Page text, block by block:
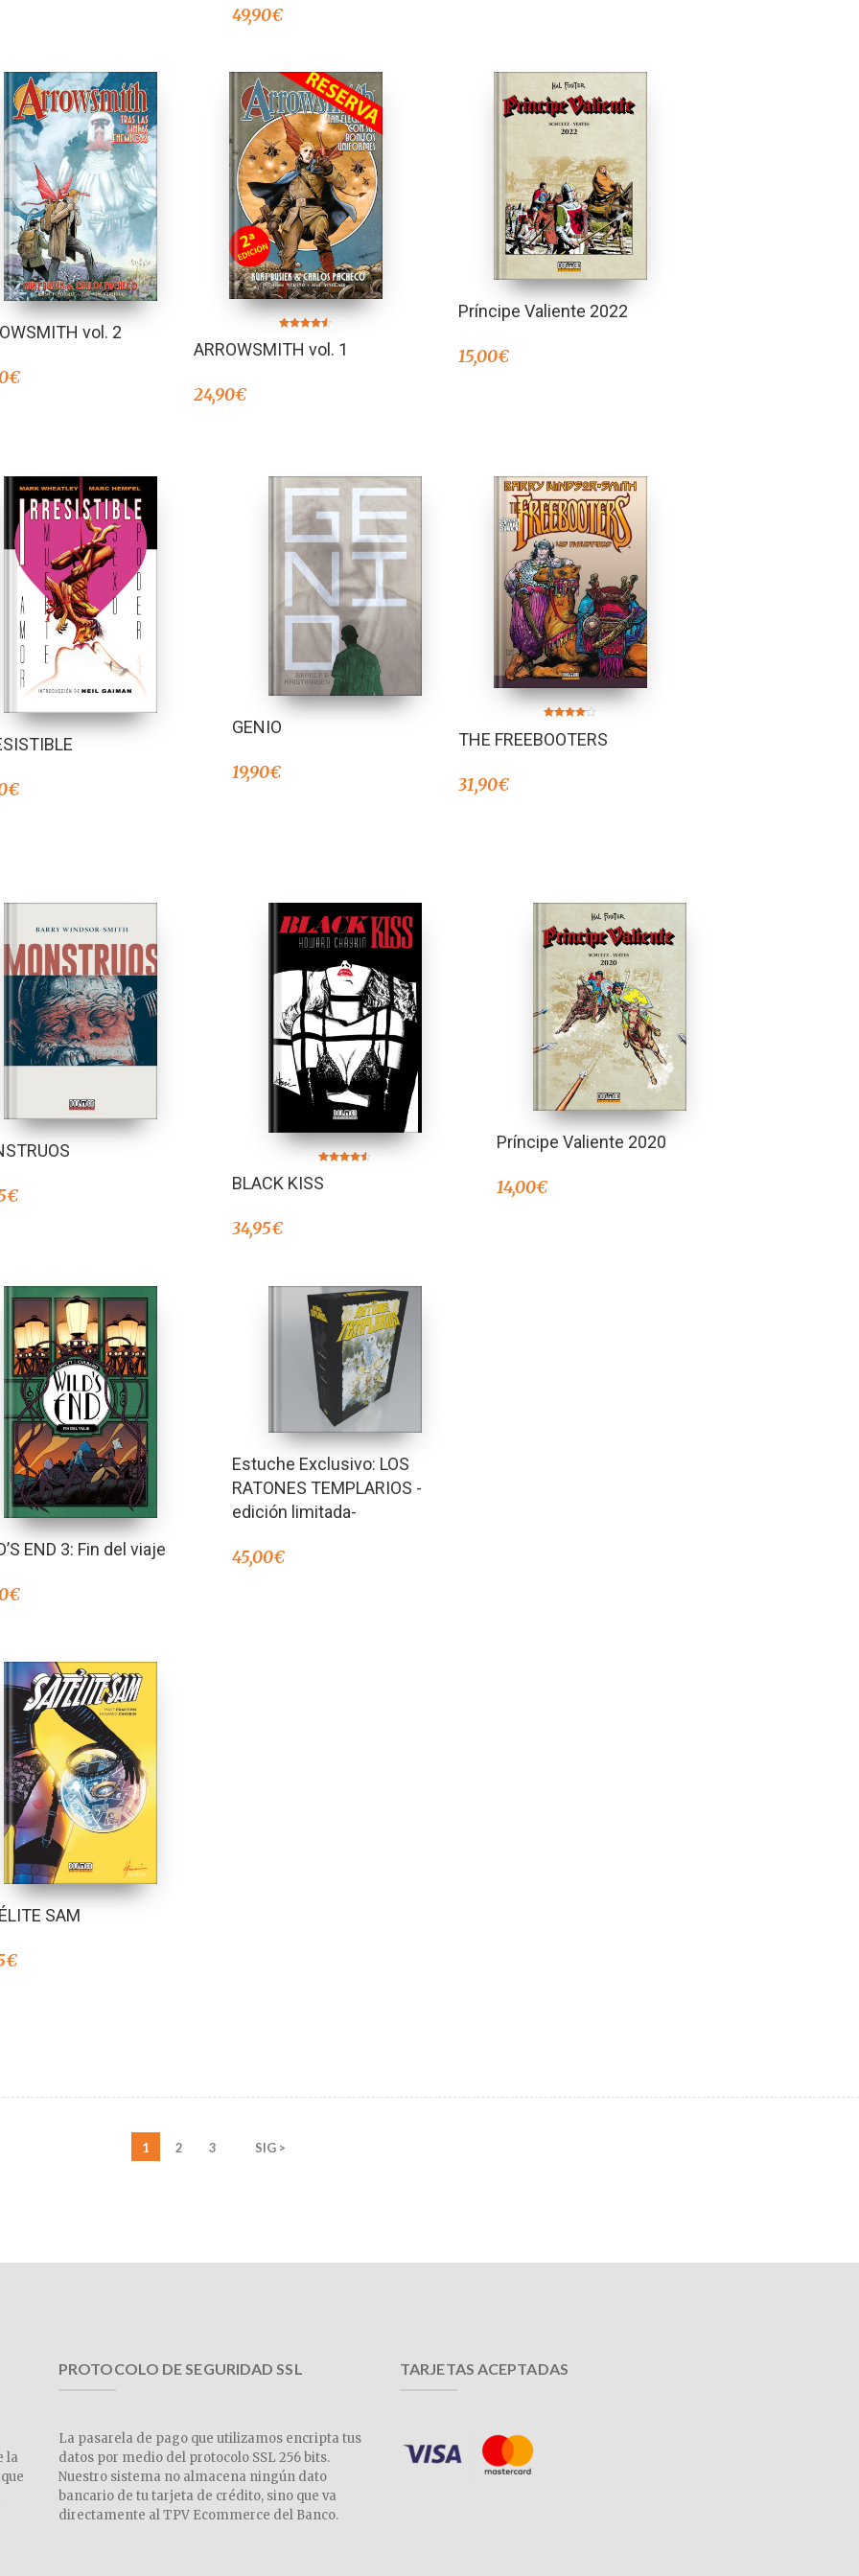
49,90€
vol. 2
€
4.40
de 5
ARROWSMITH vol. 1
24,90€
Príncipe Valiente 2022
15,00€
€
GENIO
19,90€
en
4.00
THE FREEBOOTERS
31,90€
€
4.50
de 5
BLACK KISS
34,95€
Príncipe Valiente 2020
14,00€
END 3: Fin del viaje
€
Estuche Exclusivo: LOS
RATONES TEMPLARIOS -
edición limitada-
45,00€
SAM
€
1 2 3 SIG >
la
PROTOCOLO DE SEGURIDAD SSL
La pasarela de pago que utilizamos encripta tus
datos por medio del protocolo SSL 256 bits.
Nuestro sistema no almacena ningún dato
bancario de tu tarjeta de crédito, sino que va
directamente al TPV Ecommerce del Banco.
TARJETAS ACEPTADAS